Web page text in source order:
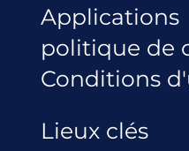
Applications
politique de
Conditions
Lieux clés